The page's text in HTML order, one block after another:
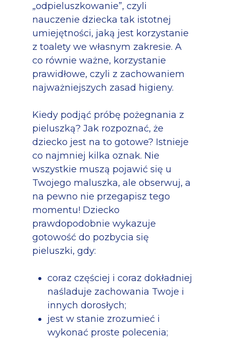
„odpieluszkowanie”, czyli
nauczenie dziecka tak istotnej
umiejętności, jaką jest korzystanie
z toalety we własnym zakresie. A
co równie ważne, korzystanie
prawidłowe, czyli z zachowaniem
najważniejszych zasad higieny.
Kiedy podjąć próbę pożegnania z
pieluszką? Jak rozpoznać, że
dziecko jest na to gotowe? Istnieje
co najmniej kilka oznak. Nie
wszystkie muszą pojawić się u
Twojego maluszka, ale obserwuj, a
na pewno nie przegapisz tego
momentu! Dziecko
prawdopodobnie wykazuje
gotowość do pozbycia się
pieluszki, gdy:
coraz częściej i coraz dokładniej
naśladuje zachowania Twoje i
innych dorosłych;
jest w stanie zrozumieć i
wykonać proste polecenia;